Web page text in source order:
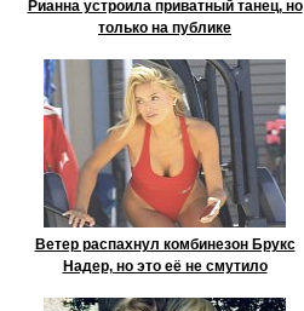
Рианна устроила приватный танец, но
только на публике
Ветер распахнул комбинезон Брукс
Надер, но это её не смутило